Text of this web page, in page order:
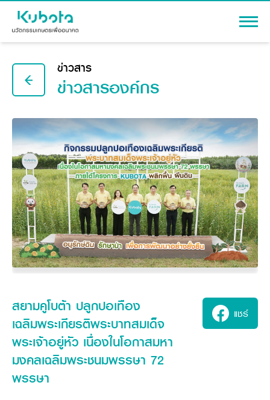
สินค้า
เครื่องจักรกลการเกษตร
แทรกเตอร์
อุปกรณ์ต่อพ่วงแทรกเตอร์
รถเกี่ยวนวดข้าว
รถดำนา
ชุดอุปกรณ์เสริมรถดำนา
เครื่องยนต์ดีเซล
รถไถ
เครื่องจักรกลก่อสร้าง
รถขุดขนาดเล็ก
อุปกรณ์ต่อพ่วงรถขุด
รถตักล้อยาง
สินค้านวัตกรรมการเกษตร
โปรโมชัน
สาระความรู้
ผู้แทนจำหน่าย
เครื่องจักรกลการเกษตร
เครื่องจักรกลการเกษตร
ศูนย์จำหน่ายกล้าแผ่นฯ
สิ่งที่ผู้ลงทุนจะได้รับ
การลงทุนรายได้และจุดคุ้มทุน
วัสดุอุปกรณ์
ขั้นตอนการเข้าร่วมโครงการ
ข้อมูลองค์กร
รู้จักสยามคูโบต้า
วิสัยทัศน์และนโยบาย
4 หัวใจหลักของธุรกิจ
มาตรฐานสู่ความเป็นผู้นำในเอเชีย
ธุรกิจต่างประเทศ
ที่มา
สินค้าที่ส่งออก
สมัครงาน
ตำแหน่งงานว่าง
นักศึกษาฝึกงาน
สวัสดิการพนักงาน
ข่าวสาร
ข่าวสาร
ข่าวและกิจกรรมที่แนะนำ
ข่าวสารองค์กร
ข่าวกิจกรรมเพื่อสังคม
ออนไลน์โชว์รูม
บริการหลังการขาย
ข่าวสาร
ข่าวสารองค์กร
สยามคูโบต้า ปลูกปอเทือง
เฉลิมพระเกียรติพระบาทสมเด็จ
พระเจ้าอยู่หัว เนื่องในโอกาสมหา
มงคลเฉลิมพระชนมพรรษา 72
พรรษา
แชร์